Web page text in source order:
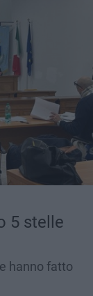
5 stelle
hanno fatto